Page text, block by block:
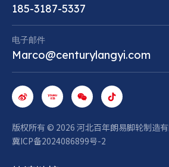
185-3187-5337
电子邮件
Marco@centurylangyi.com
版权所有 © 2026 河北百年朗易脚轮制造
冀ICP备2024086899号-2